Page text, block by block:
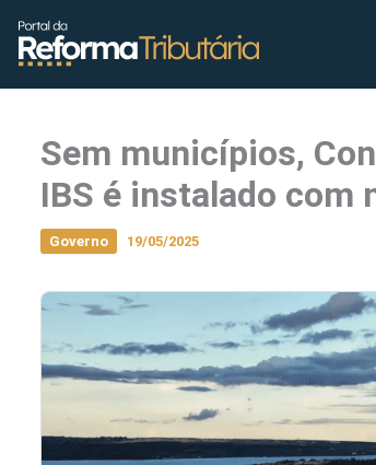
conteúdo
Sem municípios,
IBS é instalado com
Governo 19/05/2025